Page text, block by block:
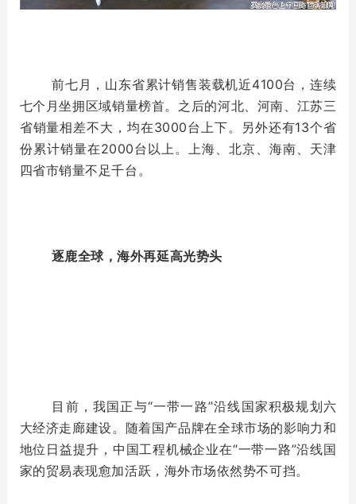
前七月，山东省累计销售装载机近4100台，连续
七个月坐拥区域销量榜首。之后的河北、河南、江苏三
省销量相差不大，均在3000台上下。另外还有13个省
份累计销量在2000台以上。上海、北京、海南、天津
四省市销量不足千台。
逐鹿全球，海外再延高光势头
目前，我国正与“一带一路”沿线国家积极规划六
大经济走廊建设。随着国产品牌在全球市场的影响力和
地位日益提升，中国工程机械企业在“一带一路”沿线国
家的贸易表现愈加活跃，海外市场依然势不可挡。